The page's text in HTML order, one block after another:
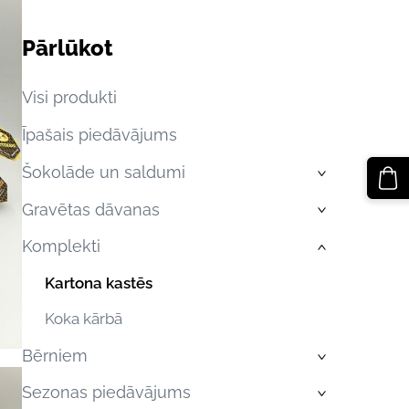
Pārlūkot
Visi produkti
Īpašais piedāvājums
Šokolāde un saldumi
›
Gravētas dāvanas ›
Komplekti
Kartona kastēs
Koka kārbā
›
Bērniem ›
Sezonas piedāvājums ›